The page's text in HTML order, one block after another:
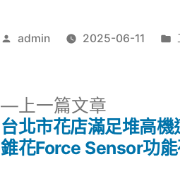
作
admin 2025-06-11
上一篇文章
一
篇
台北市花店滿足堆高機
錐花Force Sensor功